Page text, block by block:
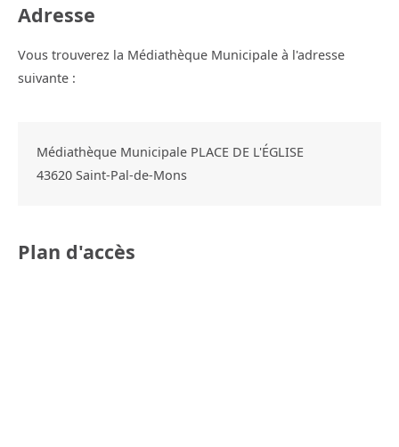
Adresse
Vous trouverez la Médiathèque Municipale à l'adresse
suivante :
Médiathèque Municipale PLACE DE L'ÉGLISE
43620 Saint-Pal-de-Mons
Plan d'accès